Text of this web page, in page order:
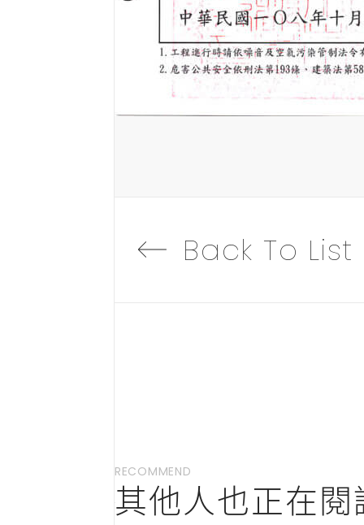
Back To List
RECOMMEND
其他人也正在閱